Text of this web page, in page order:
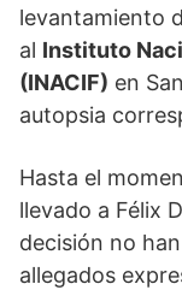
levantamiento
al Instituto
(INACIF) en
autopsia
Hasta el
llevado a Félix
decisión no
allegados